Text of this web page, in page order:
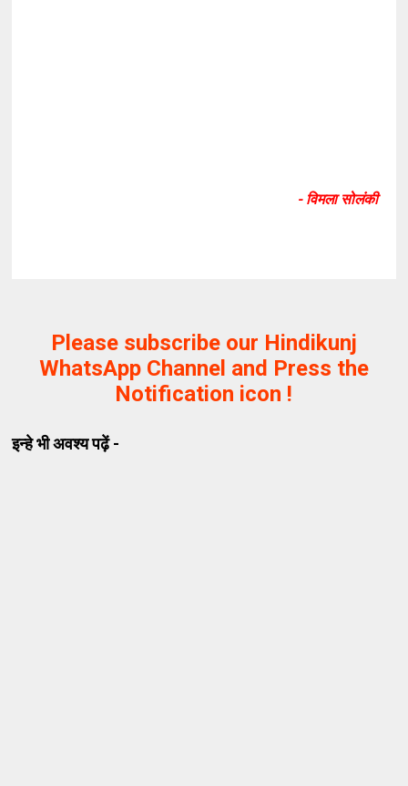
- विमला सोलंकी
Please subscribe our Hindikunj
WhatsApp Channel and Press the
Notification icon !
इन्हे भी अवश्य पढ़ें -